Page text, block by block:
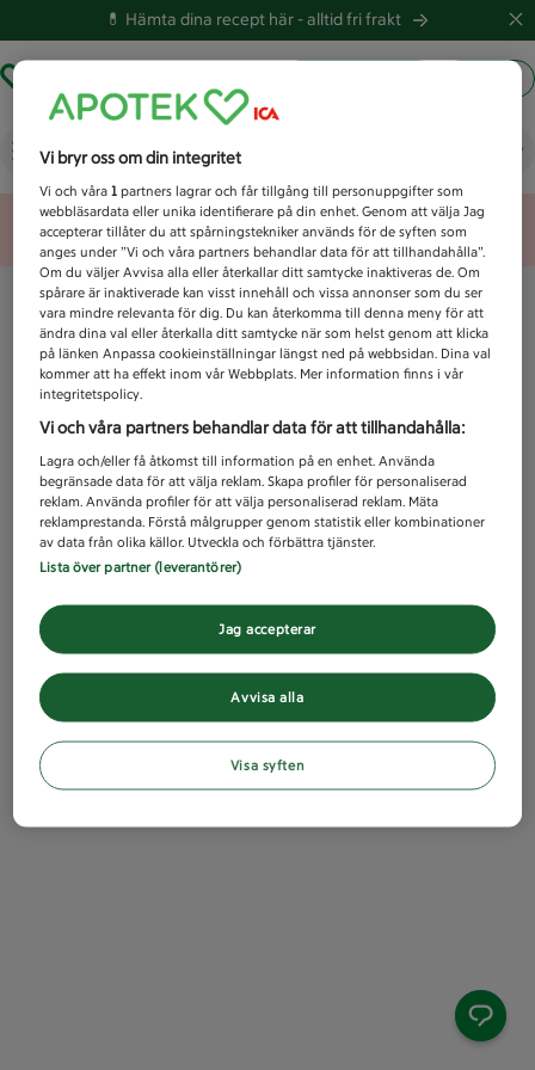
💊 Hämta dina recept här -alltid fri frakt
Vad letar du efter idag?
Unknown error
Vi bryr oss om din integritet
Vi och våra1 partners lagrar och får tillgång till personuppgifter som
webbläsardata eller unika identifierare på din enhet. Genom att välja Jag
accepterar tillåter du att spårningstekniker används för de syften som
anges under ”Vi och våra partners behandlar data för att tillhandahålla”.
Om du väljer Avvisa alla eller återkallar ditt samtycke inaktiveras de. Om
spårare är inaktiverade kan visst innehåll och vissa annonser som du ser
vara mindre relevanta för dig. Du kan återkomma till denna meny för att
ändra dina val eller återkalla ditt samtycke när som helst genom att klicka
på länken Anpassa cookieinställningar längst ned på webbsidan. Dina val
kommer att ha effekt inom vår Webbplats. Mer information finns i vår
integritetspolicy.
Vi och våra partners behandlar data för att tillhandahålla:
Lagra och/eller få åtkomst till information på en enhet. Använda
begränsade data för att välja reklam. Skapa profiler för personaliserad
reklam. Använda profiler för att välja personaliserad reklam. Mäta
reklamprestanda. Förstå målgrupper genom statistik eller kombinationer
av data från olika källor. Utveckla och förbättra tjänster.
Lista över partner (leverantörer)
Avvisa alla
Jag accepterar
Visa syften